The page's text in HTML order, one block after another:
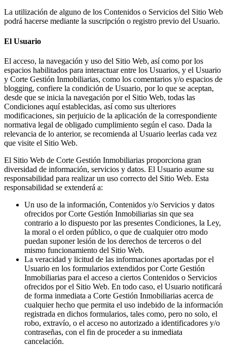
La utilización de alguno de los Contenidos o Servicios del Sitio Web
podrá hacerse mediante la suscripción o registro previo del Usuario.
El Usuario
El acceso, la navegación y uso del Sitio Web, así como por los
espacios habilitados para interactuar entre los Usuarios, y el Usuario
y Corte Gestión Inmobiliarias, como los comentarios y/o espacios de
blogging, confiere la condición de Usuario, por lo que se aceptan,
desde que se inicia la navegación por el Sitio Web, todas las
Condiciones aquí establecidas, así como sus ulteriores
modificaciones, sin perjuicio de la aplicación de la correspondiente
normativa legal de obligado cumplimiento según el caso. Dada la
relevancia de lo anterior, se recomienda al Usuario leerlas cada vez
que visite el Sitio Web.
El Sitio Web de Corte Gestión Inmobiliarias proporciona gran
diversidad de información, servicios y datos. El Usuario asume su
responsabilidad para realizar un uso correcto del Sitio Web. Esta
responsabilidad se extenderá a:
Un uso de la información, Contenidos y/o Servicios y datos
ofrecidos por Corte Gestión Inmobiliarias sin que sea
contrario a lo dispuesto por las presentes Condiciones, la Ley,
la moral o el orden público, o que de cualquier otro modo
puedan suponer lesión de los derechos de terceros o del
mismo funcionamiento del Sitio Web.
La veracidad y licitud de las informaciones aportadas por el
Usuario en los formularios extendidos por Corte Gestión
Inmobiliarias para el acceso a ciertos Contenidos o Servicios
ofrecidos por el Sitio Web. En todo caso, el Usuario notificará
de forma inmediata a Corte Gestión Inmobiliarias acerca de
cualquier hecho que permita el uso indebido de la información
registrada en dichos formularios, tales como, pero no solo, el
robo, extravío, o el acceso no autorizado a identificadores y/o
contraseñas, con el fin de proceder a su inmediata
cancelación.